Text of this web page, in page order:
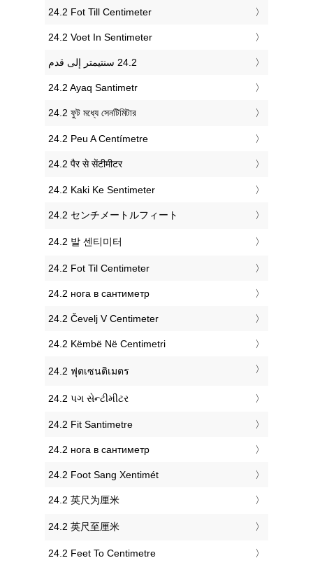
‎24.2 Fot Till Centimeter
‎24.2 Voet In Sentimeter
‎24.2 Ayaq Santimetr
‎24.2 ফুট মধ্যে সেনটিমিটার
‎24.2 Peu A Centímetre
‎24.2 पैर से सेंटीमीटर
‎24.2 Kaki Ke Sentimeter
‎24.2 センチメートルフィート
‎24.2 발 센티미터
‎24.2 Fot Til Centimeter
‎24.2 нога в сантиметр
‎24.2 Čevelj V Centimeter
‎24.2 Këmbë Në Centimetri
‎24.2 ฟุตเซนติเมตร
‎24.2 પગ સેન્ટીમીટર
‎24.2 Fit Santimetre
‎24.2 нога в сантиметр
‎24.2 Foot Sang Xentimét
‎24.2 英尺为厘米
‎24.2 英尺至厘米
‎24.2 Feet To Centimetre